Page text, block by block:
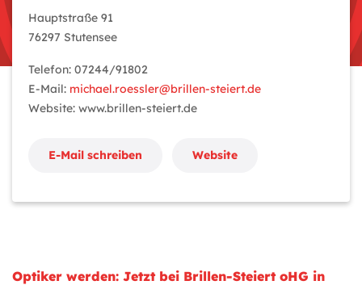
Hauptstraße 91
76297 Stutensee
Telefon: 07244/91802
E-Mail: michael.roessler@brillen-steiert.de
Website: www.brillen-steiert.de
E-Mail schreiben Website
Optiker werden: Jetzt bei Brillen-Steiert oHG in